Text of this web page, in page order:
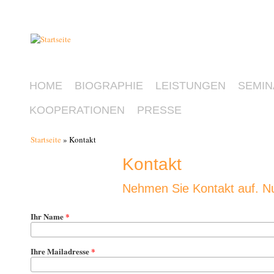
HOME BIOGRAPHIE LEISTUNGEN
KOOPERATIONEN
PRESSE
Startseite» Kontakt
Kontakt
Nehmen Sie Kontakt auf.
Ihr Name*
Ihre Mailadresse*